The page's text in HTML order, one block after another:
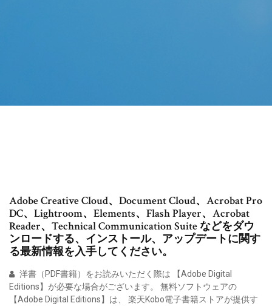
Adobe Creative Cloud、Document Cloud、Acrobat Pro
DC、Lightroom、Elements、Flash Player、Acrobat
Reader、Technical Communication Suite などをダウ
ンロードする、インストール、アップデートに関す
る最新情報を入手してください。
洋書（PDF書籍）をお読みいただく際は 【Adobe Digital
Editions】が必要な場合がございます。 無料ソフトウェアの
【Adobe Digital Editions】は、 楽天Kobo電子書籍ストアが提供す